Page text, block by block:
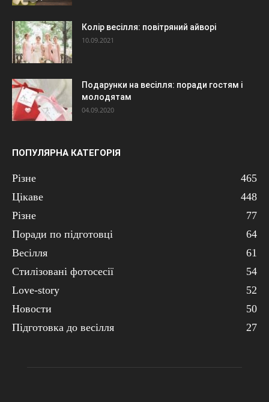
Колір весілля: повітряний айворі
10.09.2021
Подарунки на весілля: поради гостям і
молодятам
04.09.2020
ПОПУЛЯРНА КАТЕГОРІЯ
Різне
465
Цікаве
448
Різне
77
Поради по підготовці
64
Весілля
61
Стилізовані фотосесії
54
Love-story
52
Новости
50
Підготовка до весілля
27